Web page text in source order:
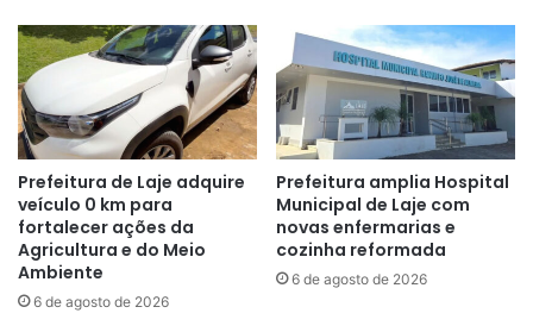
Prefeitura de Laje adquire
veículo 0 km para
fortalecer ações da
Agricultura e do Meio
Ambiente
6 de agosto de 2026
Prefeitura amplia Hospital
Municipal de Laje com
novas enfermarias e
cozinha reformada
6 de agosto de 2026